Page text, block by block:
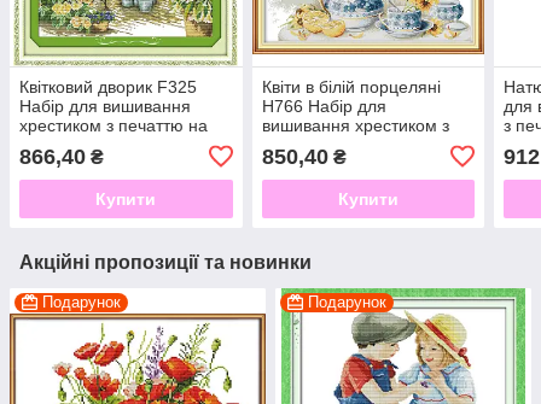
Квітковий дворик F325
Набір для вишивання
хрестиком з печаттю на
866,40 ₴
Купити
Квіти в білій порцеляні
H766 Набір для
вишивання хрестиком з
печаттю на тканині 14ст
850,40₴
Купити
для
з
912
Акційні пропозиції та новинки
Подарунок Подарунок